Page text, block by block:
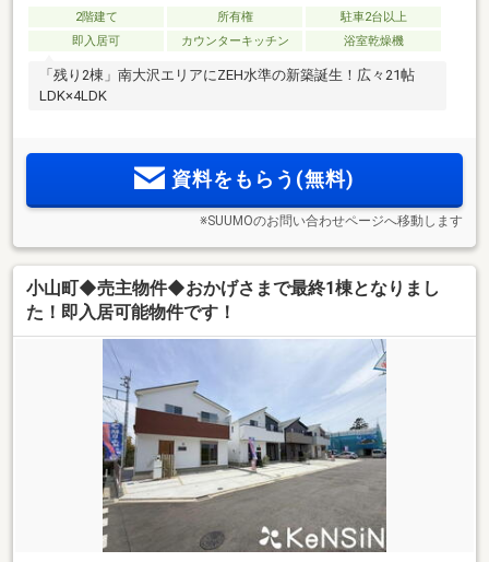
2階建て 所有権
駐車2台以上
即入居可
カウンターキッチン 浴室乾燥機
「残り2棟」南大沢エリアにZEH水準の新築誕生！広々21帖
LDK×4LDK
資料をもらう(無料)
※SUUMOのお問い合わせページへ移動します
小山町◆売主物件◆おかげさまで最終1棟となりまし
た！即入居可能物件です！